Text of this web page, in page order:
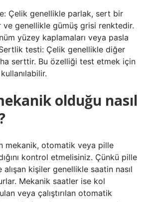
Çelik genellikle parlak, sert bir
genellikle gümüş grisi renktedir.
yüzey kaplamaları veya pasla
testi: Çelik genellikle diğer
serttir. Bu özelliği test etmek için
olduğu nasıl
mekanik, otomatik veya pille
kontrol etmelisiniz. Çünkü pille
alışan kişiler genellikle saatin nasıl
Mekanik saatler ise kol
veya çalıştırılan otomatik